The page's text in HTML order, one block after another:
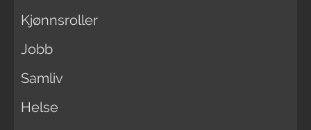
Kjønnsroller
Jobb
Samliv
Helse